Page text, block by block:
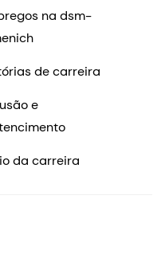
na dsm-
de carreira
e
da carreira